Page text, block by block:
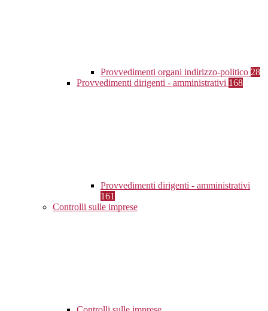
Provvedimenti organi indirizzo-politico 28
Provvedimenti dirigenti - amministrativi 168
Provvedimenti dirigenti - amministrativi
161
Controlli sulle imprese